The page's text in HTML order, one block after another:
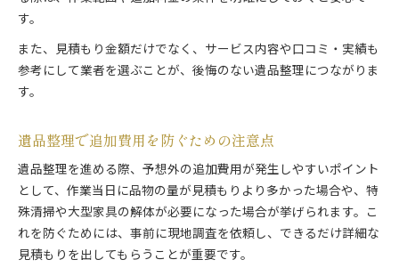
す。
また、見積もり金額だけでなく、サービス内容や口コミ・実績も
参考にして業者を選ぶことが、後悔のない遺品整理につながりま
す。
遺品整理で追加費用を防ぐための注意点
遺品整理を進める際、予想外の追加費用が発生しやすいポイント
として、作業当日に品物の量が見積もりより多かった場合や、特
殊清掃や大型家具の解体が必要になった場合が挙げられます。こ
れを防ぐためには、事前に現地調査を依頼し、できるだけ詳細な
見積もりを出してもらうことが重要です。